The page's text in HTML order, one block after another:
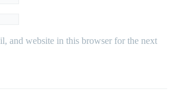
and website in this browser for the next